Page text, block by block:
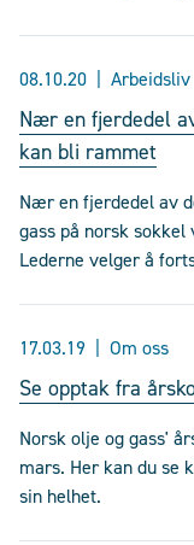
08.10.20 Arbeidsliv
Nær en fjerdedel
kan bli rammet
Nær en fjerdedel av
gass på norsk
Lederne velger å
17.03.19 Om oss
Se opptak fra
Norsk olje og gass'
mars. Her kan du se
sin helhet.